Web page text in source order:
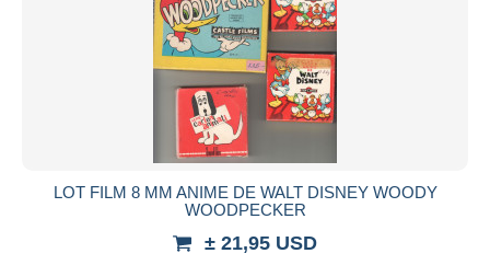
LOT FILM 8 MM ANIME DE WALT DISNEY WOODY
WOODPECKER
± 21,95 USD